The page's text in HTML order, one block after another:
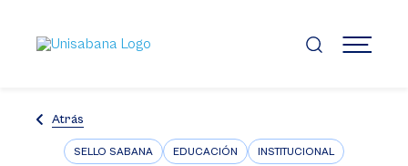
contenido
principal
MENÚ
Atrás
SELLO SABANA EDUCACIÓN INSTITUCIONAL